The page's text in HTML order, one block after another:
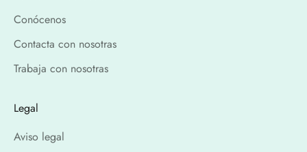
Conócenos
Contacta con nosotras
Trabaja con nosotras
Legal
Aviso legal